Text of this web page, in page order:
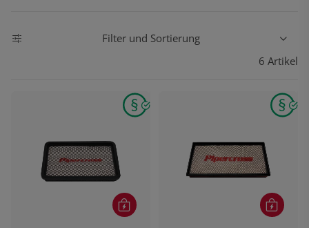
Filter und Sortierung
6 Artikel